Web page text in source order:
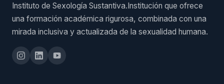
Instituto de Sexología Sustantiva.Institución que ofrece
una formación académica rigurosa, combinada con una
mirada inclusiva y actualizada de la sexualidad humana.